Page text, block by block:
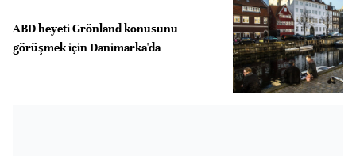
ABD heyeti Grönland konusunu
görüşmek için Danimarka'da